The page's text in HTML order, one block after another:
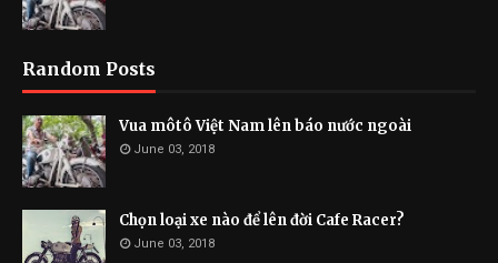
Random Posts
Vua môtô Việt Nam lên báo nước ngoài
June 03, 2018
Chọn loại xe nào để lên đời Cafe Racer?
June 03, 2018